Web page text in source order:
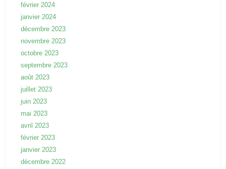
février 2024
janvier 2024
décembre 2023
novembre 2023
octobre 2023
septembre 2023
août 2023
juillet 2023
juin 2023
mai 2023
avril 2023
février 2023
janvier 2023
décembre 2022